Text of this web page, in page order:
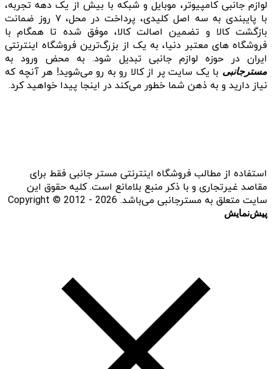
لوازم جانبی کامپیوتر، موبایل و شبکه با بیش از یک دهه تجربه،
با پایبندی به سه اصل کلیدی، پرداخت در محل، ۷ روز ضمانت
بازگشت کالا و تضمین اصالت کالا، موفق شده تا همگام با
فروشگاه‌ های معتبر دنیا، به یک از بزرگ‌ترین فروشگاه اینترنتی
ایران در حوزه لوازم جانبی تبدیل شود. به محض ورود به
مسترجانبی با یک سایت پر از کالا رو به رو می‌شوید! هر آنچه که
نیاز دارید و به ذهن شما خطور می‌کند در اینجا پیدا خواهید کرد.
استفاده از مطالب فروشگاه اینترنتی مستر جانبی فقط برای
مقاصد غیرتجاری و با ذکر منبع بلامانع است. کلیه حقوق این
سایت متعلق به مسترجانبی می‌باشد. Copyright © 2012 - 2026
پیش‌نمایش